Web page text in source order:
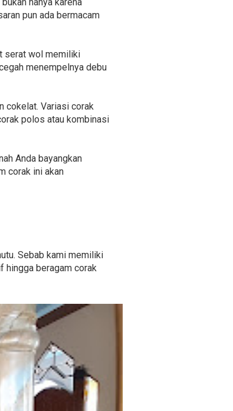
hanya karena
pun ada bermacam
serat wol memiliki
menempelnya debu
cokelat. Variasi corak
polos atau kombinasi
Anda bayangkan
corak ini akan
Sebab kami memiliki
hingga beragam corak